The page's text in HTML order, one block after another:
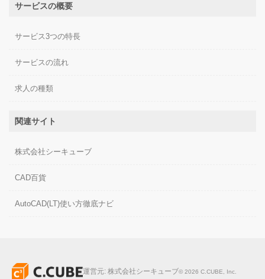
サービスの概要
サービス3つの特長
サービスの流れ
求人の種類
関連サイト
株式会社シーキューブ
CAD百貨
AutoCAD(LT)使い方徹底ナビ
運営元: 株式会社シーキューブ© 2026 C.CUBE, Inc.